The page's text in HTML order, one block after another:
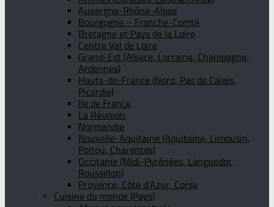
Auvergne-Rhône-Alpes
Bourgogne – Franche-Comté
Bretagne et Pays de la Loire
Centre Val de Loire
Grand-Est (Alsace, Lorraine, Champagne,
Ardennes)
Hauts-de-France (Nord, Pas de Calais,
Picardie)
Ile de France
La Réunion
Normandie
Nouvelle-Aquitaine (Aquitaine, Limousin,
Poitou, Charentes)
Occitanie (Midi-Pyrénées, Languedoc
Roussillon)
Provence, Côte d’Azur, Corse
Cuisine du monde (Pays)